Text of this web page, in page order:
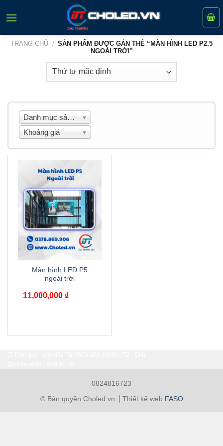
TRANG CHỦ / SẢN PHẨM ĐƯỢC GẮN THẺ “MÀN HÌNH LED P2.5
NGOÀI TRỜI”
Danh mục sản phẩm
Khoảng giá
Màn hình LED P5
ngoài trời
11,000,000 ₫
0824816723
© Bản quyền Choled.vn
Thiết kế web FASO